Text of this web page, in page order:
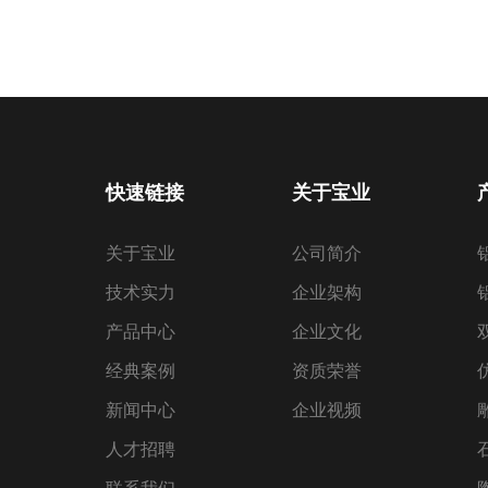
快速链接
关于宝业
技术实力
产品中心
经典案例
新闻中心
人才招聘
关于宝业
公司简介
企业架构
企业文化
资质荣誉
企业视频